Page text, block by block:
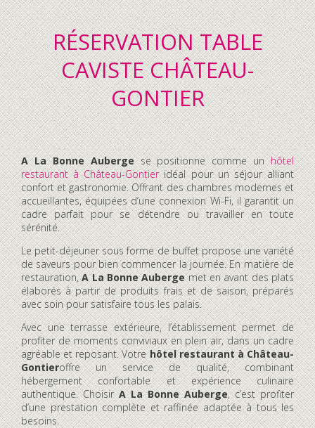
RÉSERVATION TABLE
CAVISTE CHÂTEAU-
GONTIER
A La Bonne Aubergese positionne comme unhôtel
restaurant à Château-Gontieridéal pour un séjour alliant
confort et gastronomie. Offrant des chambres modernes et
accueillantes, équipées d’une connexion Wi-Fi, il garantit un
cadre parfait pour se détendre ou travailler en toute
sérénité.
Le petit-déjeuner sous forme de buffet propose une variété
de saveurs pour bien commencer la journée. En matière de
restauration,A La Bonne Aubergemet en avant des plats
élaborés à partir de produits frais et de saison, préparés
avec soin pour satisfaire tous les palais.
Avec une terrasse extérieure, l’établissement permet de
profiter de moments conviviaux en plein air, dans un cadre
agréable et reposant. Votrehôtel restaurant à Château-
Gontieroffre un service de qualité, combinant
hébergement confortable et expérience culinaire
authentique. ChoisirA La Bonne Auberge, c’est profiter
d’une prestation complète et raffinée adaptée à tous les
besoins.